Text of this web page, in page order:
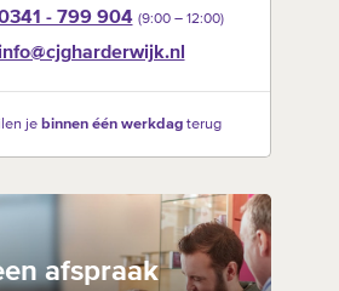
- 799 904 (9:00 –‍ 12:00)
info@cjgharderwijk.nl
je binnen één werkdagterug
afspraak